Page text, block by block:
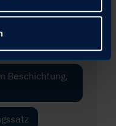
Beschichtung,